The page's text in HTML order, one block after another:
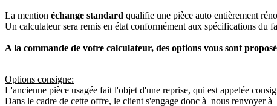
La mention échange standard qualifie une pièce auto entièrement
Un calculateur sera remis en état conformément aux spécifications du
A la commande de votre calculateur, des options vous sont
Options consigne:
L'ancienne pièce usagée fait l'objet d'une reprise, qui est appelée
Dans le cadre de cette offre, le client s'engage donc à nous renvoyer